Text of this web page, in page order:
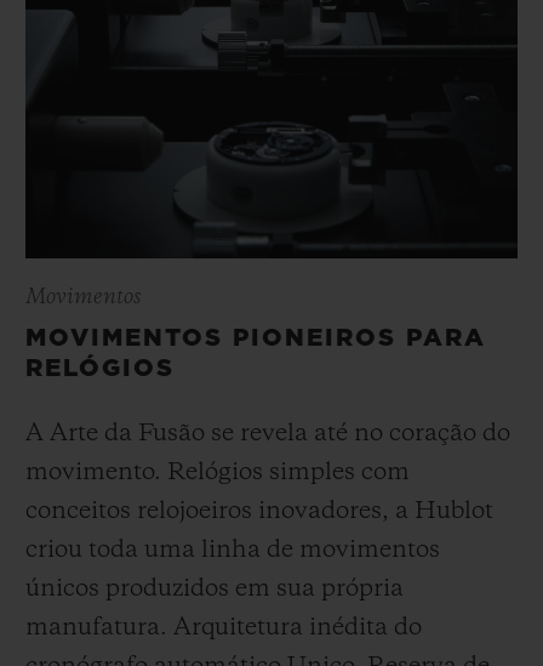
Movimentos
MOVIMENTOS PIONEIROS PARA
RELÓGIOS
A Arte da Fusão se revela até no coração do
movimento. Relógios simples com
conceitos relojoeiros inovadores, a Hublot
criou toda uma linha de movimentos
únicos produzidos em sua própria
manufatura. Arquitetura inédita do